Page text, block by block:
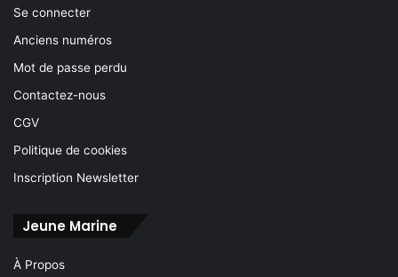
Se connecter
Anciens numéros
Mot de passe perdu
Contactez-nous
CGV
Politique de cookies
Inscription Newsletter
Jeune Marine
À Propos